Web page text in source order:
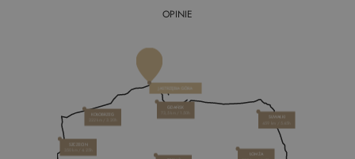
OPINIE
JASTRZĘBIA GÓRA
SUWAŁKI
GDAŃSK
ŁOMŻA
SZCZECIN
KOŁOBRZEG